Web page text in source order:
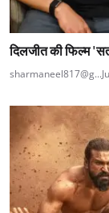
दिलजीत की फिल्म
sharmaneel817@g...